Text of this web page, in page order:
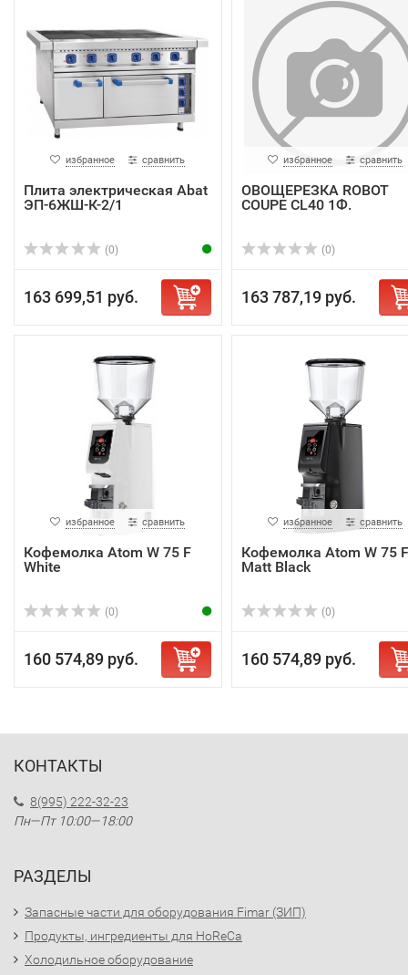
избранное сравнить
Плита электрическая Abat
ЭП-6ЖШ-К-2/1
(0)
163 699,51 руб.
избранное сравнить
ОВОЩЕРЕЗКА ROBOT
COUPE CL40 1Ф.
(0)
163 787,19 руб.
избранное сравнить
Кофемолка Atom W 75 F
White
(0)
160 574,89 руб.
избранное сравнить
Кофемолка Atom W 75 F
Matt Black
(0)
160 574,89 руб.
КОНТАКТЫ
8(995) 222-32-23
Пн—Пт 10:00—18:00
РАЗДЕЛЫ
Запасные части для оборудования Fimar (ЗИП)
Продукты, ингредиенты для HoReCa
Холодильное оборудование